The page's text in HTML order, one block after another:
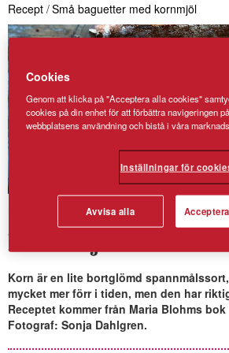
Recept /Små baguetter med kornmjöl
Små baguetter
kornmjöl
Korn är en lite bortglömd
mycket mer förr i tiden, men den har
Receptet kommer från Maria Blohms
Fotograf: Sonja Dahlgren.
Cookies
Genom att klicka på "Acceptera alla cookies"
cookies på din enhet för att förbättra navigeringen
webbplatsens användning och bistå i våra
Inställningar för
Avvisa alla